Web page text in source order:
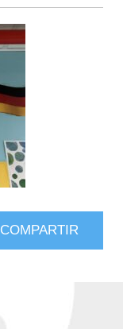
COMPARTIR